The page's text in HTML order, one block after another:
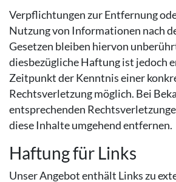
Verpflichtungen zur Entfernung
Nutzung von Informationen nach
Gesetzen bleiben hiervon
diesbezügliche Haftung ist jedoch
Zeitpunkt der Kenntnis einer
Rechtsverletzung möglich. Bei
entsprechenden
diese Inhalte umgehend entfernen.
Haftung für Links
Unser Angebot enthält Links zu